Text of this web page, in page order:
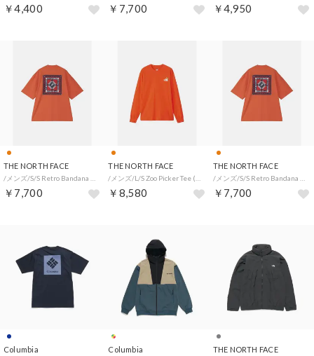
￥4,400 ￥7,700 ￥4,950
THE NORTH FACE
￥7,700
THE NORTH FACE
￥8,580
THE NORTH FACE
￥7,700
Columbia Columbia THE NORTH FACE